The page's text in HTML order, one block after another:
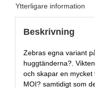
Ytterligare information
Beskrivning
Zebras egna variant
huggtänderna?.
och skapar en
MOI? samtidigt som